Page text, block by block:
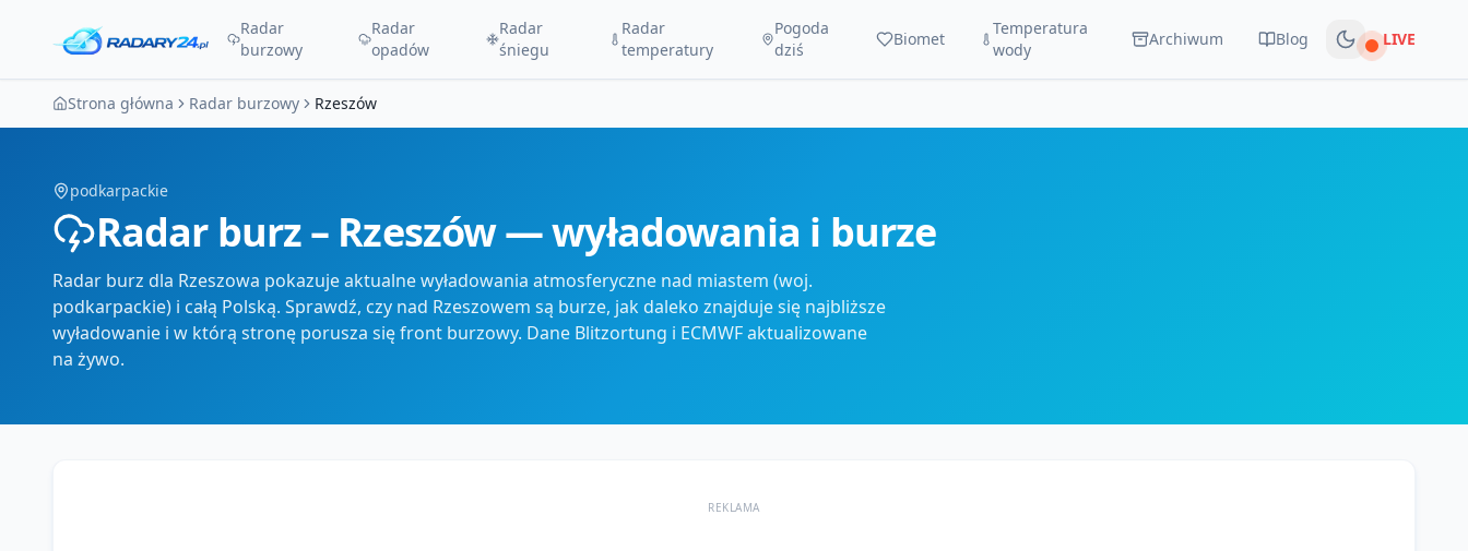
Radar
burzowy
Radar
opadów
Radar
śniegu
Radar
temperatury
Pogoda
dziś
Biomet
Temperatura
wody
Archiwum Blog Na żywo
LIVE
Strona główna Radar burzowy Rzeszów
podkarpackie
Radar burz – Rzeszów — wyładowania i burze
Radar burz dla Rzeszowa pokazuje aktualne wyładowania atmosferyczne nad miastem (woj.
podkarpackie) i całą Polską. Sprawdź, czy nad Rzeszowem są burze, jak daleko znajduje się najbliższe
wyładowanie i w którą stronę porusza się front burzowy. Dane Blitzortung i ECMWF aktualizowane
na żywo.
REKLAMA